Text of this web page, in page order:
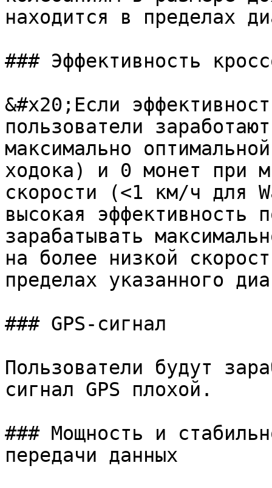
находится в пределах
### Эффективность
&#x20;Если
пользователи
максимально
ходока) и 0 монет при
скорости (<1 км/ч для
высокая эффективность
зарабатывать
на более низкой
пределах указанного
### GPS-сигнал
Пользователи будут
сигнал GPS плохой.
### Мощность и
передачи данных